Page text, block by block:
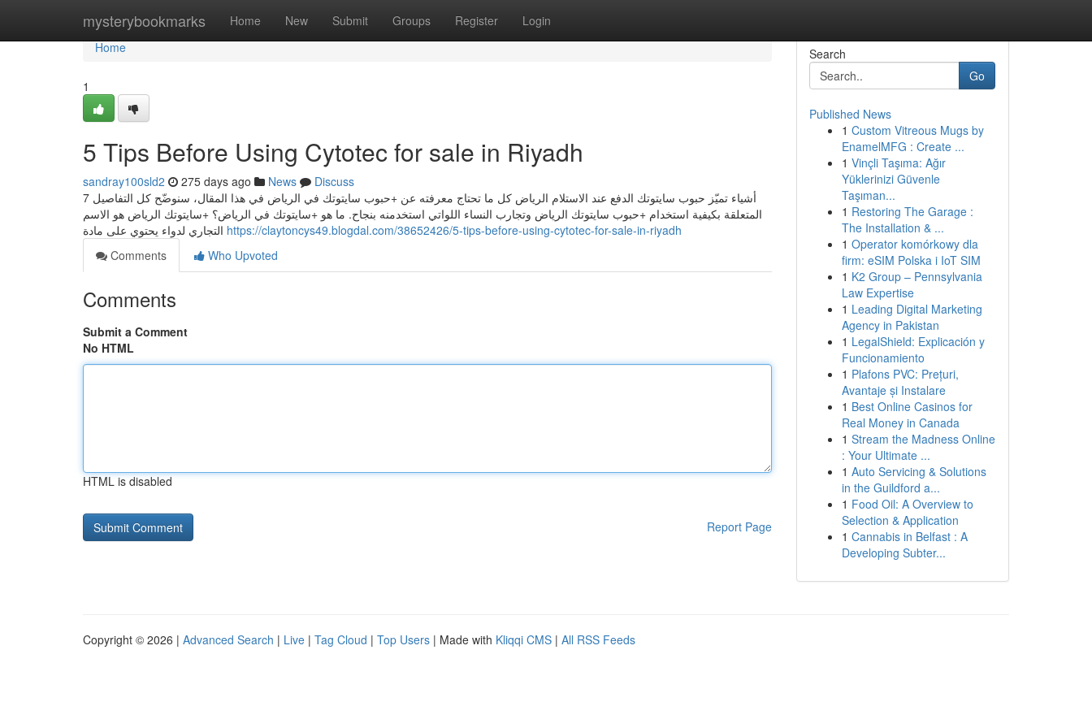
mysterybookmarks Home New Submit Groups Register Login
Home
Home
1
5 Tips Before Using Cytotec for sale in Riyadh
sandray100sld2 275 days ago News
Discuss
7 أشياء تميّز حبوب سايتوتك الدفع عند الاستلام الرياض كل ما تحتاج معرفته عن +حبوب سايتوتك في الرياض في هذا المقال، سنوضّح كل التفاصيل
المتعلقة بكيفية استخدام +حبوب سايتوتك الرياض وتجارب النساء اللواتي استخدمنه بنجاح. ما هو +سايتوتك في الرياض؟ +سايتوتك الرياض هو الاسم
https://claytoncys49.blogdal.com/38652426/5-tips-before-using-cytotec-for-sale-in-riyadh
Comments
Who Upvoted
Comments
Submit a Comment
No HTML
HTML is disabled
Report Page
Search
Go
Published News
1 Custom Vitreous Mugs by
EnamelMFG : Create ...
1 Vinçli Taşıma: Ağır
Yüklerinizi Güvenle
Taşıman...
1 Restoring The Garage :
The Installation & ...
1 Operator komórkowy dla
firm: eSIM Polska i IoT SIM
1 K2 Group – Pennsylvania
Law Expertise
1 Leading Digital Marketing
Agency in Pakistan
1 LegalShield: Explicación y
Funcionamiento
1 Plafons PVC: Prețuri,
Avantaje și Instalare
1 Best Online Casinos for
Real Money in Canada
1 Stream the Madness Online
: Your Ultimate ...
1 Auto Servicing & Solutions
in the Guildford a...
1 Food Oil: A Overview to
Selection & Application
1 Cannabis in Belfast : A
Developing Subter...
Copyright © 2026 | Advanced Search | Live | Tag Cloud | Top Users | Made with Kliqqi CMS | All RSS Feeds